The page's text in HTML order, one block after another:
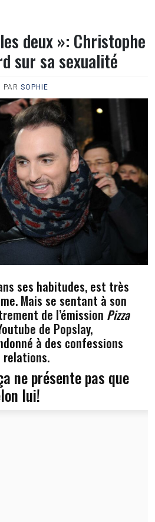
deux »: Christophe
sur sa sexualité
PAR SOPHIE
ses habitudes, est très
Mais se sentant à son
de l’émission Pizza
de Popslay,
à des confessions
relations.
ne présente pas que
lui!